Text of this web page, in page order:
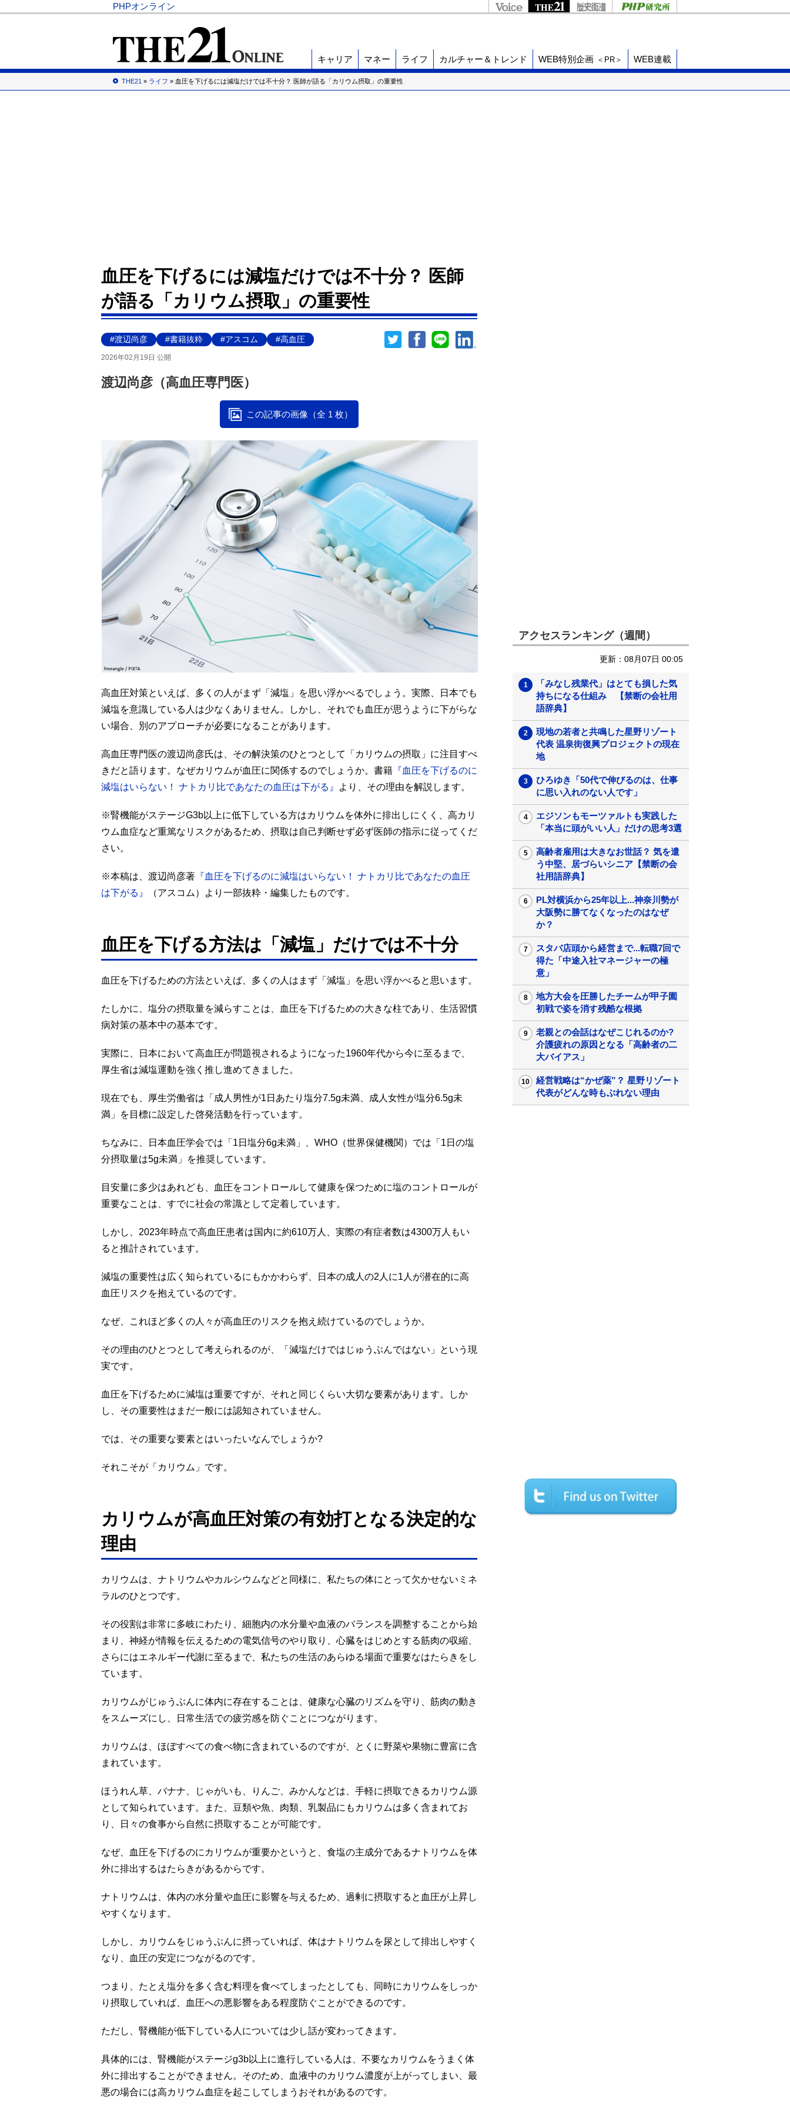
PHPオンライン
キャリア マネー ライフ カルチャー＆トレンド WEB特別企画 ＜PR＞ WEB連載
THE21 » ライフ » 血圧を下げるには減塩だけでは不十分？ 医師が語る「カリウム摂取」の重要性
血圧を下げるには減塩だけでは不十分？ 医師
が語る「カリウム摂取」の重要性
#渡辺尚彦 #書籍抜粋 #アスコム #高血圧
2026年02月19日 公開
渡辺尚彦（高血圧専門医）
この記事の画像（全 1 枚）
高血圧対策といえば、多くの人がまず「減塩」を思い浮かべるでしょう。実際、日本でも
減塩を意識している人は少なくありません。しかし、それでも血圧が思うように下がらな
い場合、別のアプローチが必要になることがあります。
高血圧専門医の渡辺尚彦氏は、その解決策のひとつとして「カリウムの摂取」に注目すべ
きだと語ります。なぜカリウムが血圧に関係するのでしょうか。書籍 『血圧を下げるのに
減塩はいらない！ ナトカリ比であなたの血圧は下がる』
より、その理由を解説します。
※腎機能がステージG3b以上に低下している方はカリウムを体外に排出しにくく、高カリ
ウム血症など重篤なリスクがあるため、摂取は自己判断せず必ず医師の指示に従ってくだ
さい。
※本稿は、渡辺尚彦著 『血圧を下げるのに減塩はいらない！ ナトカリ比であなたの血圧
は下がる』
（アスコム）より一部抜粋・編集したものです。
血圧を下げる方法は「減塩」だけでは不十分
血圧を下げるための方法といえば、多くの人はまず「減塩」を思い浮かべると思います。
たしかに、塩分の摂取量を減らすことは、血圧を下げるための大きな柱であり、生活習慣
病対策の基本中の基本です。
実際に、日本において高血圧が問題視されるようになった1960年代から今に至るまで、
厚生省は減塩運動を強く推し進めてきました。
現在でも、厚生労働省は「成人男性が1日あたり塩分7.5g未満、成人女性が塩分6.5g未
満」を目標に設定した啓発活動を行っています。
ちなみに、日本血圧学会では「1日塩分6g未満」、WHO（世界保健機関）では「1日の塩
分摂取量は5g未満」を推奨しています。
目安量に多少はあれども、血圧をコントロールして健康を保つために塩のコントロールが
重要なことは、すでに社会の常識として定着しています。
しかし、2023年時点で高血圧患者は国内に約610万人、実際の有症者数は4300万人もい
ると推計されています。
減塩の重要性は広く知られているにもかかわらず、日本の成人の2人に1人が潜在的に高
血圧リスクを抱えているのです。
なぜ、これほど多くの人々が高血圧のリスクを抱え続けているのでしょうか。
その理由のひとつとして考えられるのが、「減塩だけではじゅうぶんではない」という現
実です。
血圧を下げるために減塩は重要ですが、それと同じくらい大切な要素があります。しか
し、その重要性はまだ一般には認知されていません。
では、その重要な要素とはいったいなんでしょうか?
それこそが「カリウム」です。
カリウムが高血圧対策の有効打となる決定的な
理由
カリウムは、ナトリウムやカルシウムなどと同様に、私たちの体にとって欠かせないミネ
ラルのひとつです。
その役割は非常に多岐にわたり、細胞内の水分量や血液のバランスを調整することから始
まり、神経が情報を伝えるための電気信号のやり取り、心臓をはじめとする筋肉の収縮、
さらにはエネルギー代謝に至るまで、私たちの生活のあらゆる場面で重要なはたらきをし
ています。
カリウムがじゅうぶんに体内に存在することは、健康な心臓のリズムを守り、筋肉の動き
をスムーズにし、日常生活での疲労感を防ぐことにつながります。
カリウムは、ほぼすべての食べ物に含まれているのですが、とくに野菜や果物に豊富に含
まれています。
ほうれん草、バナナ、じゃがいも、りんご、みかんなどは、手軽に摂取できるカリウム源
として知られています。また、豆類や魚、肉類、乳製品にもカリウムは多く含まれてお
り、日々の食事から自然に摂取することが可能です。
なぜ、血圧を下げるのにカリウムが重要かというと、食塩の主成分であるナトリウムを体
外に排出するはたらきがあるからです。
ナトリウムは、体内の水分量や血圧に影響を与えるため、過剰に摂取すると血圧が上昇し
やすくなります。
しかし、カリウムをじゅうぶんに摂っていれば、体はナトリウムを尿として排出しやすく
なり、血圧の安定につながるのです。
つまり、たとえ塩分を多く含む料理を食べてしまったとしても、同時にカリウムをしっか
り摂取していれば、血圧への悪影響をある程度防ぐことができるのです。
ただし、腎機能が低下している人については少し話が変わってきます。
具体的には、腎機能がステージg3b以上に進行している人は、不要なカリウムをうまく体
外に排出することができません。そのため、血液中のカリウム濃度が上がってしまい、最
悪の場合には高カリウム血症を起こしてしまうおそれがあるのです。
アクセスランキング（週間）
更新：08月07日 00:05
「みなし残業代」はとても損した気
持ちになる仕組み 【禁断の会社用
語辞典】
現地の若者と共鳴した星野リゾート
代表 温泉街復興プロジェクトの現在
地
ひろゆき「50代で伸びるのは、仕事
に思い入れのない人です」
エジソンもモーツァルトも実践した
「本当に頭がいい人」だけの思考3選
高齢者雇用は大きなお世話？ 気を遣
う中堅、居づらいシニア【禁断の会
社用語辞典】
PL対横浜から25年以上...神奈川勢が
大阪勢に勝てなくなったのはなぜ
か？
スタバ店頭から経営まで...転職7回で
得た「中途入社マネージャーの極
意」
地方大会を圧勝したチームが甲子園
初戦で姿を消す残酷な根拠
老親との会話はなぜこじれるのか?
介護疲れの原因となる「高齢者の二
大バイアス」
経営戦略は“かぜ薬”？ 星野リゾート
代表がどんな時もぶれない理由